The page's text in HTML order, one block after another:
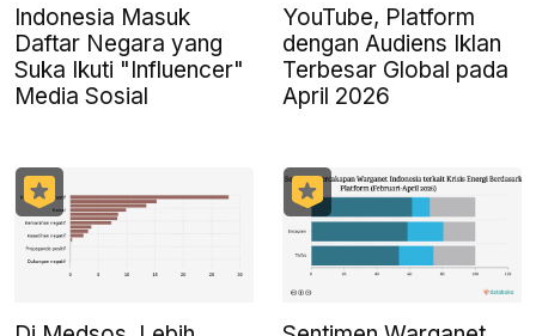
Indonesia Masuk
Daftar Negara yang
Suka Ikuti "Influencer"
Media Sosial
YouTube, Platform
dengan Audiens Iklan
Terbesar Global pada
April 2026